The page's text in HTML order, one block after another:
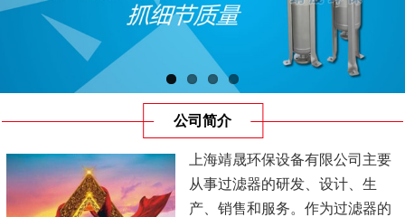
公司简介
上海靖晟环保设备有限公司主要
从事过滤器的研发、设计、生
产、销售和服务。作为过滤器的